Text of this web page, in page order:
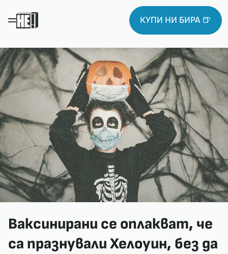
КУПИ НИ БИРА 🍺
Ваксинирани се оплакват, че
са празнували Хелоуин, без да